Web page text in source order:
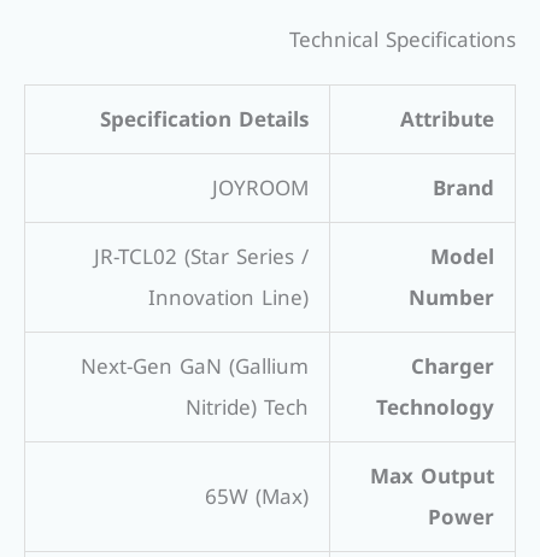
Technical Specifications
Attribute
Specification Details
Brand
JOYROOM
Model
Number
JR-TCL02 (Star Series /
Innovation Line)
Charger
Technology
Next-Gen GaN (Gallium
Nitride) Tech
Max Output
Power
65W (Max)